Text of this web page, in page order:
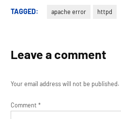
TAGGED: apache error httpd
Leave a comment
Your email address will not be published.
Comment*